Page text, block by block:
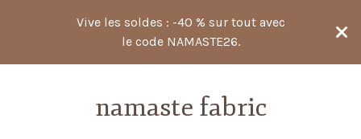
Vive les soldes : -40 % sur tout avec
le code NAMASTE26.
namaste fabric